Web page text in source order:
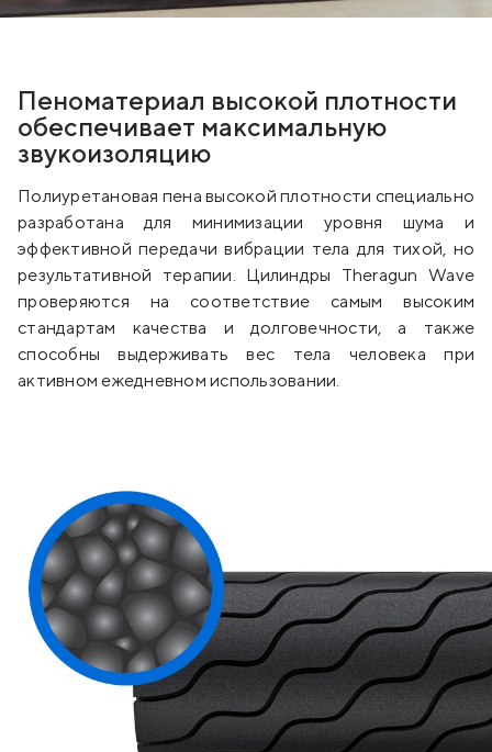
Пеноматериал высокой плотности
обеспечивает максимальную
звукоизоляцию
Полиуретановая пена высокой плотности специально
разработана для минимизации уровня шума и
эффективной передачи вибрации тела для тихой, но
результативной терапии. Цилиндры Theragun Wave
проверяются на соответствие самым высоким
стандартам качества и долговечности, а также
способны выдерживать вес тела человека при
активном ежедневном использовании.